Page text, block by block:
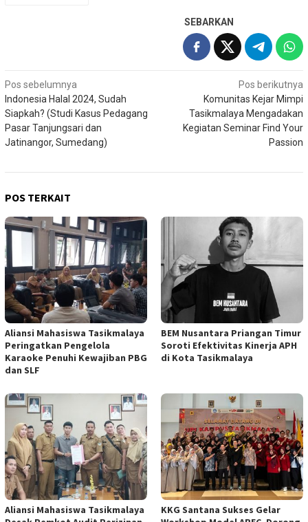
SEBARKAN
Navigasi
pos
Pos sebelumnya
Indonesia Halal 2024, Sudah
Siapkah? (Studi Kasus Pedagang
Pasar Tanjungsari dan
Jatinangor, Sumedang)
Pos berikutnya
Komunitas Kejar Mimpi
Tasikmalaya Mengadakan
Kegiatan Seminar Find Your
Passion
POS TERKAIT
Aliansi Mahasiswa Tasikmalaya
Peringatkan Pengelola
Karaoke Penuhi Kewajiban PBG
dan SLF
BEM Nusantara Priangan Timur
Soroti Efektivitas Kinerja APH
di Kota Tasikmalaya
Aliansi Mahasiswa Tasikmalaya
KKG Santana Sukses Gelar